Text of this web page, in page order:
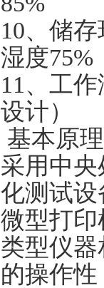
10、储
湿度75%
11、工
设计）
基本原
采用中
化测试
微型打
类型仪
的操作